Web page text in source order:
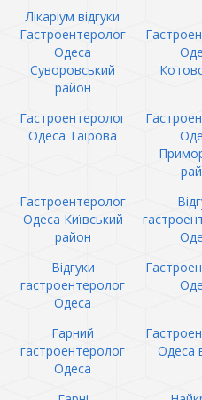
Лікаріум відгуки
Гастроентеролог
Одеса
Суворовський
район
Гастроентеролог
Одеса Таїрова
Гастроентеролог
Одеса Київський
район
Відгуки
гастроентеролог
Одеса
Гарний
гастроентеролог
Одеса
Одеса